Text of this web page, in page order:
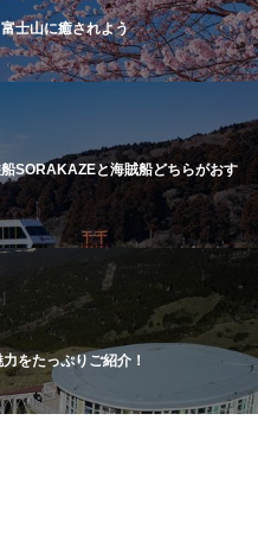
士山に癒されよう
SORAKAZEと海賊船どちらがおす
をたっぷりご紹介！